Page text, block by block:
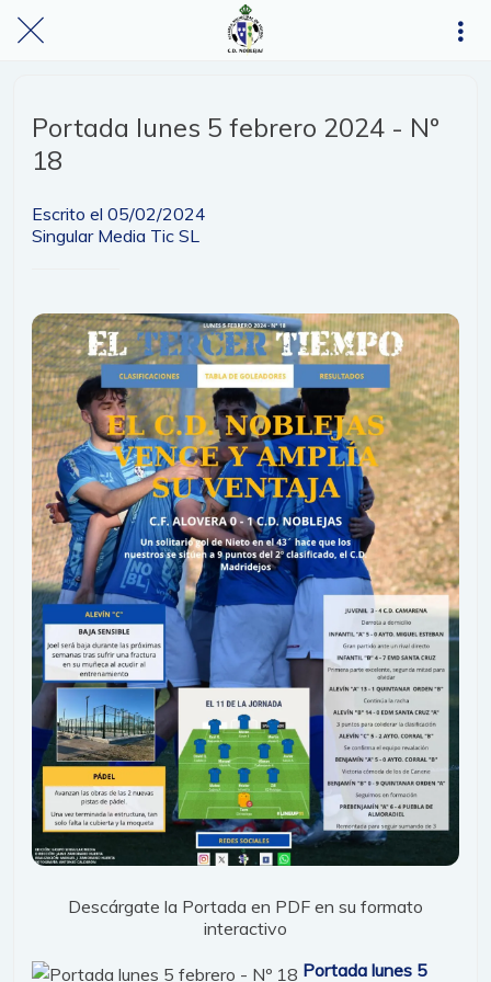
Portada lunes 5 febrero 2024 - Nº
18
Escrito el 05/02/2024
Singular Media Tic SL
Descárgate la Portada en PDF en su formato
interactivo
Portada lunes 5